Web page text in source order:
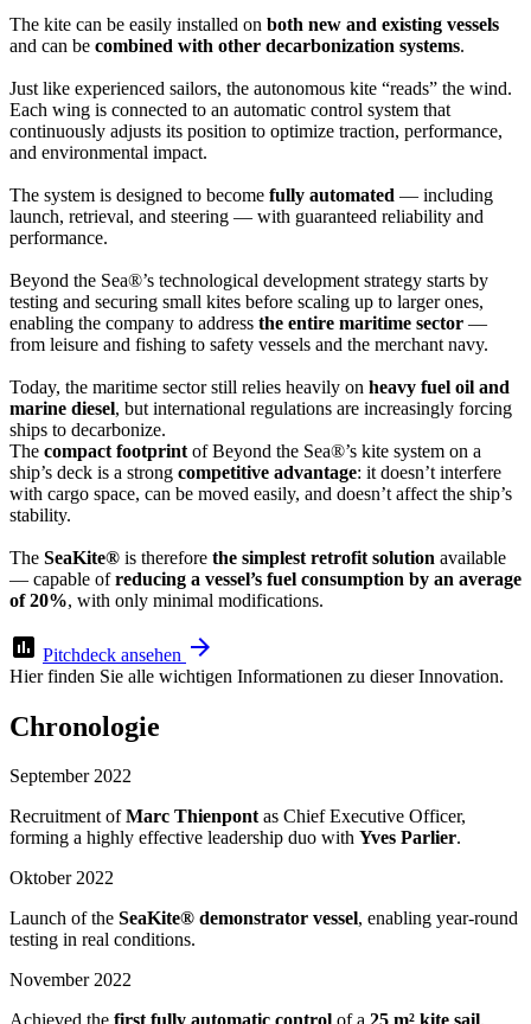
The kite can be easily installed on both new and existing vessels
and can be combined with other decarbonization systems.
Just like experienced sailors, the autonomous kite “reads” the wind.
Each wing is connected to an automatic control system that
continuously adjusts its position to optimize traction, performance,
and environmental impact.
The system is designed to become fully automated — including
launch, retrieval, and steering — with guaranteed reliability and
performance.
Beyond the Sea®’s technological development strategy starts by
testing and securing small kites before scaling up to larger ones,
enabling the company to address the entire maritime sector —
from leisure and fishing to safety vessels and the merchant navy.
Today, the maritime sector still relies heavily on heavy fuel oil and
marine diesel, but international regulations are increasingly forcing
ships to decarbonize.
The compact footprint of Beyond the Sea®’s kite system on a
ship’s deck is a strong competitive advantage: it doesn’t interfere
with cargo space, can be moved easily, and doesn’t affect the ship’s
stability.
The SeaKite® is therefore the simplest retrofit solution available
— capable ofreducing a vessel’s fuel consumption by an average
of 20%, with only minimal modifications.
assessment Pitchdeck ansehen arrow_forward
Hier finden Sie alle wichtigen Informationen zu dieser Innovation.
Chronologie
September 2022
Recruitment ofMarc Thienpontas Chief Executive Officer,
forming a highly effective leadership duo with Yves Parlier.
Oktober 2022
Launch of the SeaKite® demonstrator vessel, enabling year-round
testing in real conditions.
November 2022